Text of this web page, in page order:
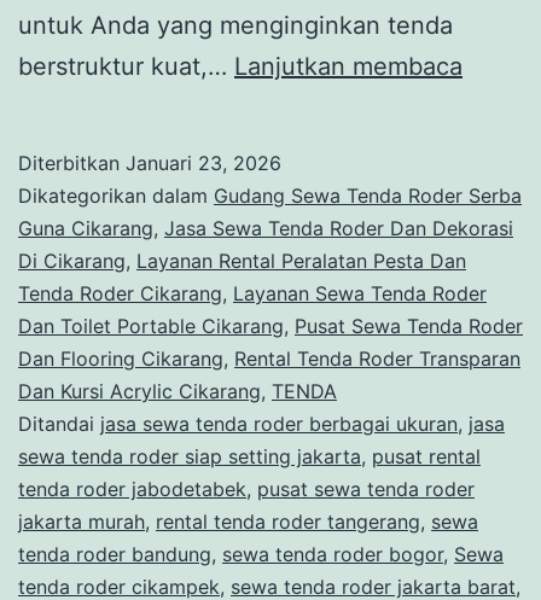
untuk Anda yang menginginkan tenda
berstruktur kuat,… Lanjutkan membaca
Dan
Kursi
Acrylic
Diterbitkan Januari 23, 2026
Dikategorikan dalam Gudang Sewa Tenda Roder Serba
Guna Cikarang, Jasa Sewa Tenda Roder Dan Dekorasi
Di Cikarang, Layanan Rental Peralatan Pesta Dan
Tenda Roder Cikarang, Layanan Sewa Tenda Roder
Dan Toilet Portable Cikarang, Pusat Sewa Tenda Roder
Dan Flooring Cikarang, Rental Tenda Roder Transparan
Dan Kursi Acrylic Cikarang, TENDA
Ditandai jasa sewa tenda roder berbagai ukuran, jasa
sewa tenda roder siap setting jakarta, pusat rental
tenda roder jabodetabek, pusat sewa tenda roder
jakarta murah, rental tenda roder tangerang, sewa
tenda roder bandung, sewa tenda roder bogor, Sewa
tenda roder cikampek, sewa tenda roder jakarta barat,